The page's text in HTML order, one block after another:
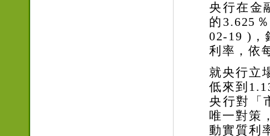
央行在金
的3.625
02-19 )，
利率，依
就央行立
低來到
央行對「
唯一對策
動實質利